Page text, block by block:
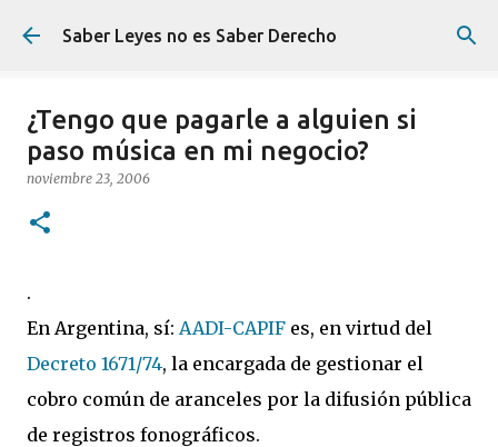
Ir al contenido principal
Saber Leyes no es Saber Derecho
¿Tengo que pagarle a alguien si
paso música en mi negocio?
noviembre 23, 2006
.
En Argentina, sí: AADI-CAPIF es, en virtud del
Decreto 1671/74, la encargada de gestionar el
cobro común de aranceles por la difusión pública
de registros fonográficos.